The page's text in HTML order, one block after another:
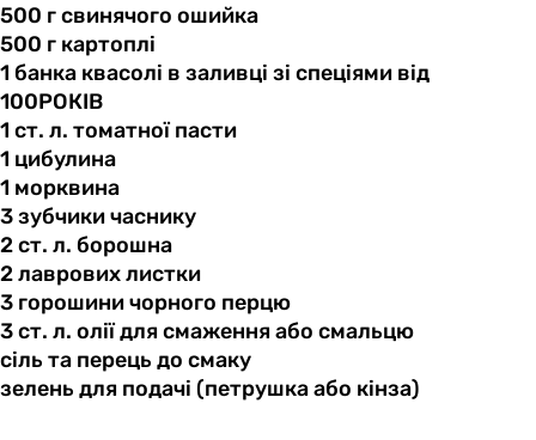
500 гсвинячого ошийка
500 г картоплі
1 банка квасолі в заливці зі спеціями від
100РОКІВ
1 ст. л. томатної пасти
1 цибулина
1 морквина
3 зубчикичаснику
2 ст. л. борошна
2 лавровихлистки
3 горошиничорного перцю
3 ст. л. олії для смаження або смальцю
сіль та перець до смаку
зелень для подачі (петрушка або кінза)